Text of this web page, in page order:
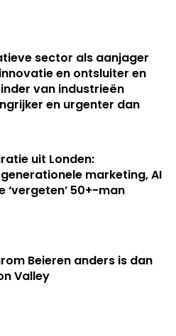
sector als aanjager
en ontsluiter en
van industrieën
en urgenter dan
uit Londen:
marketing, AI
‘vergeten’ 50+-man
Beieren anders is dan
Valley